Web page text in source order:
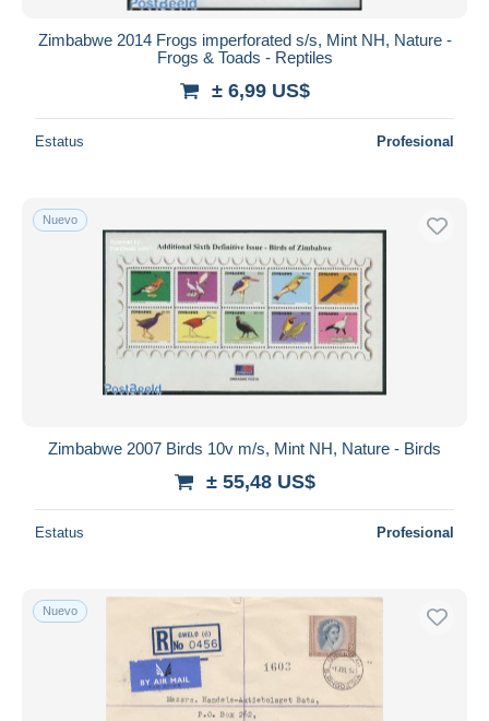
Zimbabwe 2014 Frogs imperforated s/s, Mint NH, Nature -
Frogs & Toads - Reptiles
± 6,99 US$
Estatus Profesional
Nuevo
Zimbabwe 2007 Birds 10v m/s, Mint NH, Nature - Birds
± 55,48 US$
Estatus Profesional
Nuevo